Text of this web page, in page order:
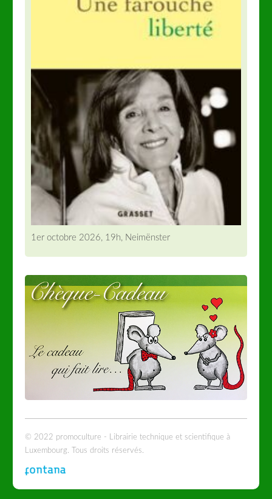
1er octobre 2026, 19h, Neimënster
© 2022 promoculture - Librairie technique et scientifique à
Luxembourg. Tous droits réservés.